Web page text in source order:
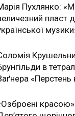
Пухлянко:
пласт
в
«Перстень